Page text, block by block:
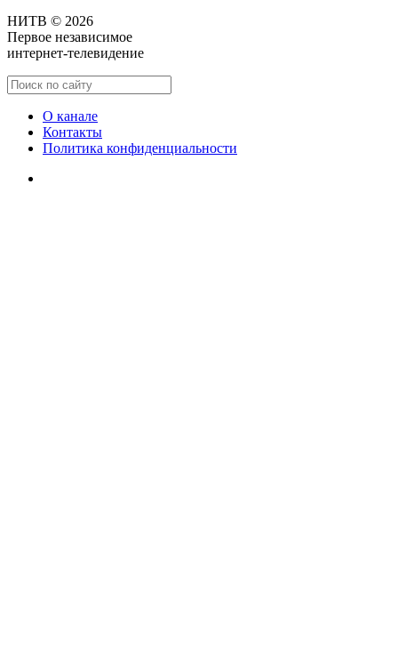
НИТВ © 2026
Первое независимое
интернет-телевидение
О канале
Контакты
Политика конфиденциальности